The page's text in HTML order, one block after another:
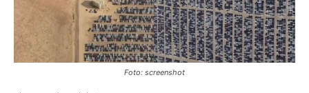
Foto: screenshot